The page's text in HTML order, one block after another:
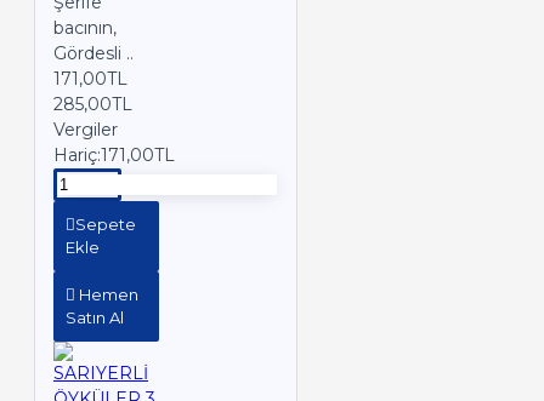
bacının,
Gördesli ..
171,00TL
285,00TL
Vergiler
Hariç:171,00TL
Sepete
Ekle
Hemen
Satın Al